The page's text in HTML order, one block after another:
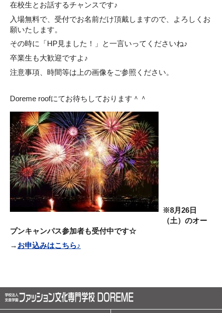
在校生とお話するチャンスです♪
入場無料で、受付でお名前だけ頂戴しますので、よろしくお
願いたします。
その時に「HP見ました！」と一言いってくださいね♪
卒業生も大歓迎ですよ♪
注意事項、時間等は上の画像をご参照ください。
Doreme roofにてお待ちしております＾＾
※8月26日
（土）のオー
プンキャンパス参加者も受付中です☆
→ お申込みはこちら♪